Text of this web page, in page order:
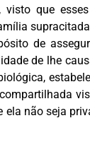
que
de
de lhe
ela não seja